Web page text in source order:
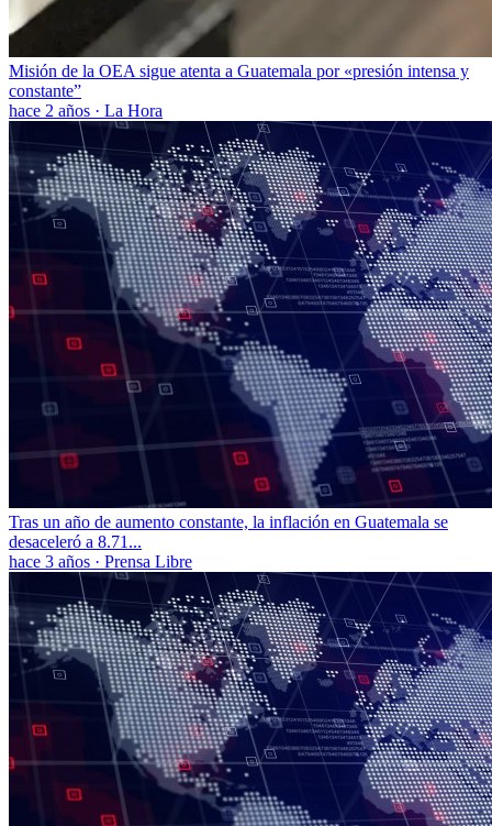
Misión de la OEA sigue atenta a Guatemala por «presión intensa y
constante”
hace 2 años · La Hora
Tras un año de aumento constante, la inflación en Guatemala se
desaceleró a 8.71...
hace 3 años · Prensa Libre